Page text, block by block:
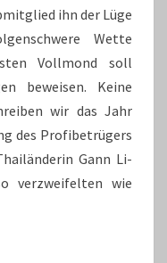
ihn der Lüge
Wette
Vollmond soll
beweisen. Keine
wir das Jahr
des Profibetrügers
Gann Li-
verzweifelten wie